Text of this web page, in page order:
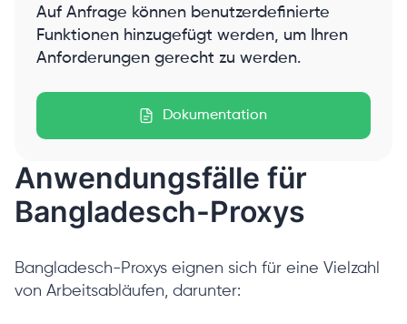
Auf Anfrage können benutzerdefinierte
Funktionen hinzugefügt werden, um Ihren
Anforderungen gerecht zu werden.
Dokumentation
Anwendungsfälle für
Bangladesch-Proxys
Bangladesch-Proxys eignen sich für eine Vielzahl
von Arbeitsabläufen, darunter: